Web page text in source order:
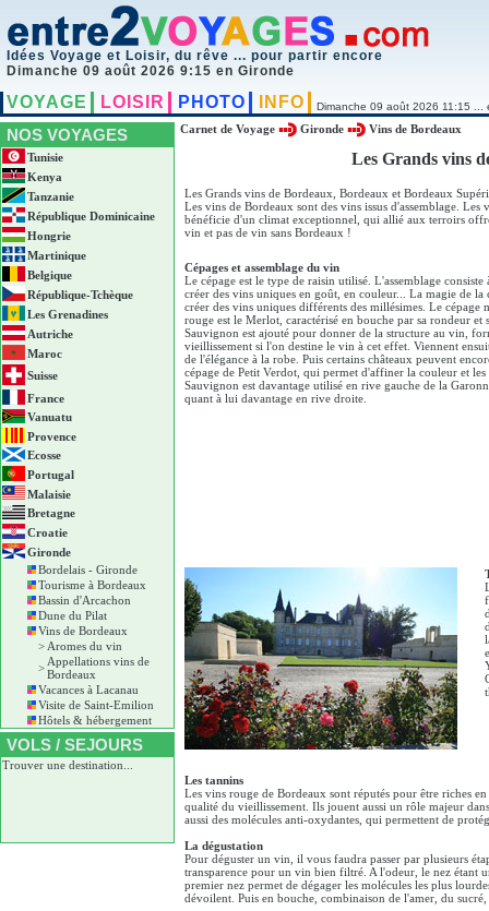
Idées Voyage et Loisir, du rêve ... pour partir encore
Dimanche 09 août 2026 9:15 en Gironde
VOYAGE LOISIR PHOTO INFO Dimanche 09 août 2026 11:15 ...
NOS VOYAGES
Tunisie
Kenya
Tanzanie
République Dominicaine
Hongrie
Martinique
Belgique
République-Tchèque
Les Grenadines
Autriche
Maroc
Suisse
France
Vanuatu
Provence
Ecosse
Portugal
Malaisie
Bretagne
Croatie
Gironde
Bordelais - Gironde
Tourisme à Bordeaux
Bassin d'Arcachon
Dune du Pilat
Vins de Bordeaux
> Aromes du vin
> Appellations vins de
Bordeaux
Vacances à Lacanau
Visite de Saint-Emilion
Hôtels & hébergement
VOLS / SEJOURS
Trouver une destination...
Carnet de Voyage Gironde Vins de Bordeaux
Les Grands vins
Les Grands vins de Bordeaux, Bordeaux et Bordeaux
Les vins de Bordeaux sont des vins issus d'assemblage.
bénéficie d'un climat exceptionnel, qui allié aux terroirs
vin et pas de vin sans Bordeaux !
Cépages et assemblage du vin
Le cépage est le type de raisin utilisé. L'assemblage consiste
créer des vins uniques en goût, en couleur... La magie de la
créer des vins uniques différents des millésimes. Le
rouge est le Merlot, caractérisé en bouche par sa rondeur et
Sauvignon est ajouté pour donner de la structure au vin,
vieillissement si l'on destine le vin à cet effet. Viennent
de l'élégance à la robe. Puis certains châteaux peuvent
cépage de Petit Verdot, qui permet d'affiner la couleur et
Sauvignon est davantage utilisé en rive gauche de la
quant à lui davantage en rive droite.
Les tannins
Les vins rouge de Bordeaux sont réputés pour être riches
qualité du vieillissement. Ils jouent aussi un rôle majeur
aussi des molécules anti-oxydantes, qui permettent de
La dégustation
Pour déguster un vin, il vous faudra passer par plusieurs
transparence pour un vin bien filtré. A l'odeur, le nez étant
premier nez permet de dégager les molécules les plus
dévoilent. Puis en bouche, combinaison de l'amer, du